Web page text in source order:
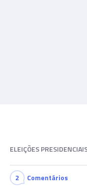
ELEIÇÕES
2 Comentários